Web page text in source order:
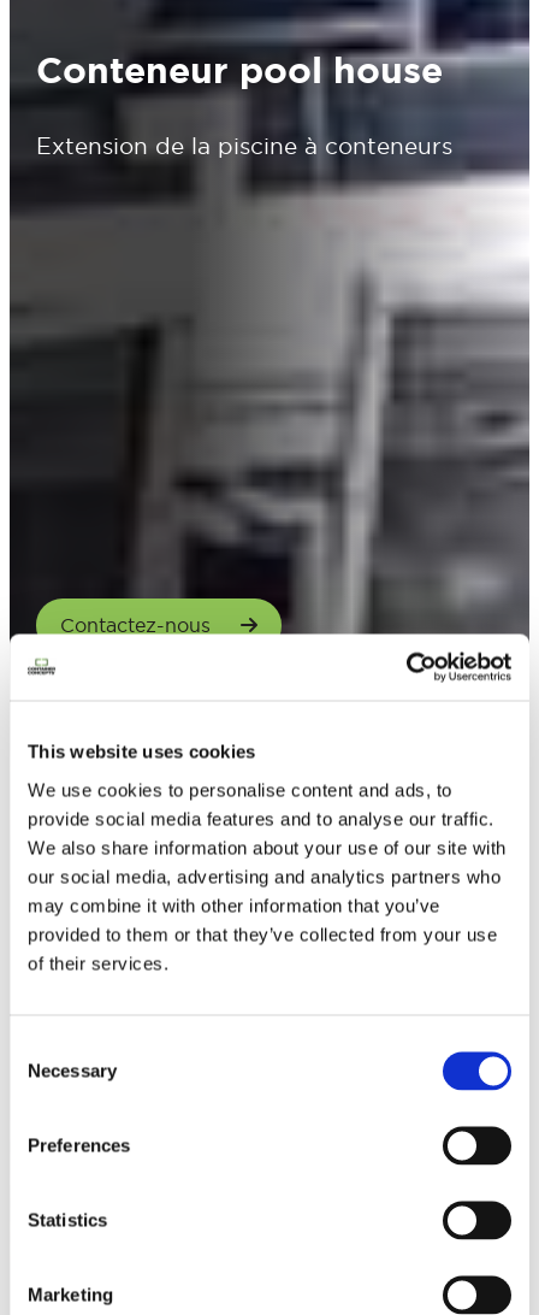
This website uses cookies
We use cookies to personalise content and ads, to
provide social media features and to analyse our traffic.
We also share information about your use of our site with
our social media, advertising and analytics partners who
may combine it with other information that you’ve
provided to them or that they’ve collected from your use
of their services.
Selection
Necessary
Preferences
Statistics
Marketing
Conteneur pool house
Extension de la piscine à conteneurs
Contactez-nous